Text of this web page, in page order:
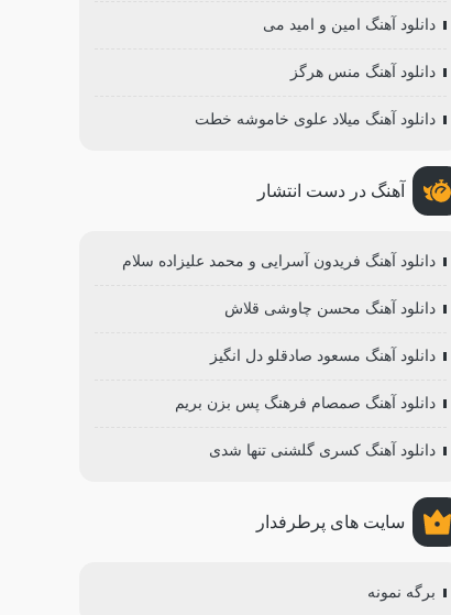
دانلود آهنگ امین و امید می
دانلود آهنگ منس هرگز
دانلود آهنگ میلاد علوی خاموشه خطت
آهنگ در دست انتشار
دانلود آهنگ فریدون آسرایی و محمد علیزاده سلام
دانلود آهنگ محسن چاوشی قلاش
دانلود آهنگ مسعود صادقلو دل انگیز
دانلود آهنگ صمصام فرهنگ پس بزن بریم
دانلود آهنگ کسری گلشنی تنها شدی
سایت های پرطرفدار
برگه نمونه